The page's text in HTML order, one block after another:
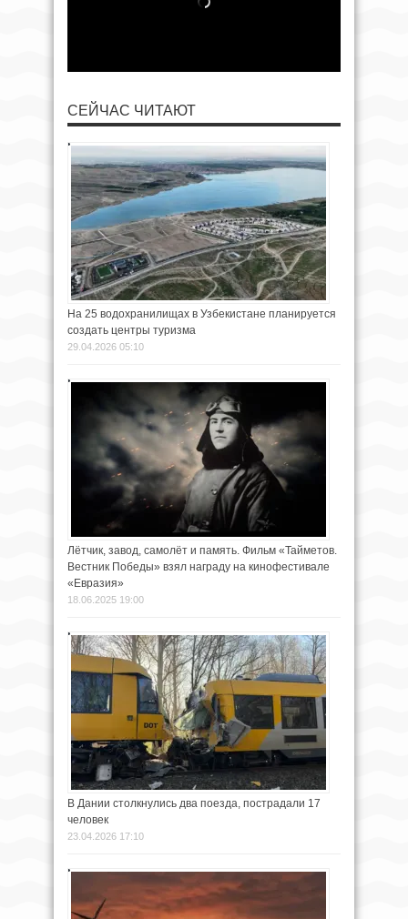
СЕЙЧАС ЧИТАЮТ
На 25 водохранилищах в Узбекистане планируется
создать центры туризма
29.04.2026 05:10
Лётчик, завод, самолёт и память. Фильм «Тайметов.
Вестник Победы» взял награду на кинофестивале
«Евразия»
18.06.2025 19:00
В Дании столкнулись два поезда, пострадали 17
человек
23.04.2026 17:10